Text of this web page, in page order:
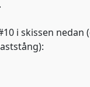
i skissen nedan